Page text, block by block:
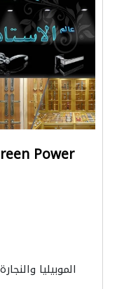
Power
الموبيليا والنجارة